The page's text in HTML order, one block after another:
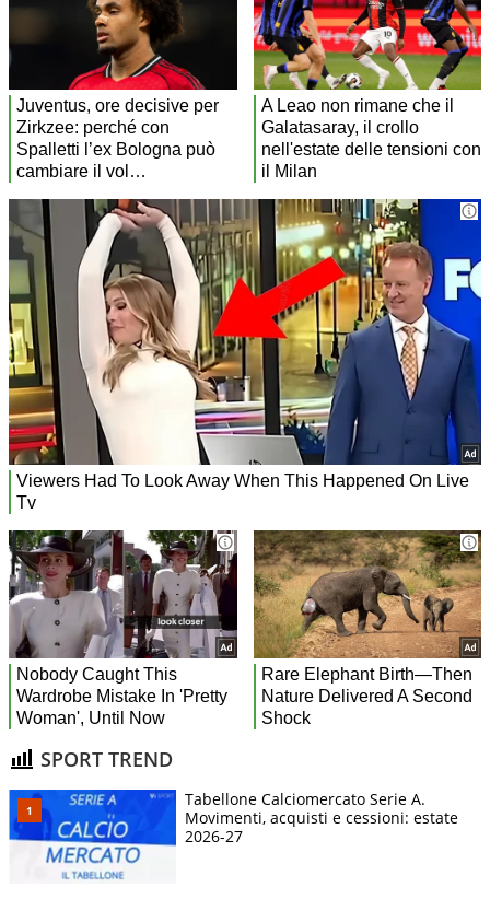
SPORT TREND
Tabellone Calciomercato Serie A.
Movimenti, acquisti e cessioni: estate
2026-27